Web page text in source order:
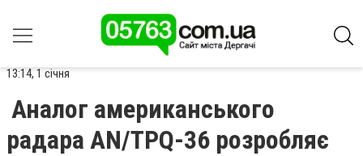
13:14, 1 січня
Аналог американського
радара AN/TPQ-36 розробляє